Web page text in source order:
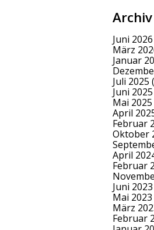
Archiv
Juni 2026
März
Januar
Juli 2025
Juni 2025
Mai 2025
April
Februar
Oktober
April
Februar
Juni 2023
Mai 2023
März
Februar